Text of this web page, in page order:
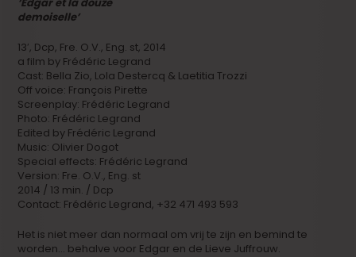
demoiselle’
13′, Dcp, Fre. O.V., Eng. st, 2014
a film by Frédéric Legrand
Cast: Bella Zio, Lola Destercq & Laetitia Trozzi
Off voice: François Pirette
Screenplay: Frédéric Legrand
Photo: Frédéric Legrand
Edited by Frédéric Legrand
Music: Olivier Dogot
Special effects: Frédéric Legrand
Version: Fre. O.V., Eng. st
2014 / 13 min. / Dcp
Contact: Frédéric Legrand, +32 471 493 593
Het is niet meer dan normaal om vrij te zijn en bemind te
worden… behalve voor Edgar en de Lieve Juffrouw.